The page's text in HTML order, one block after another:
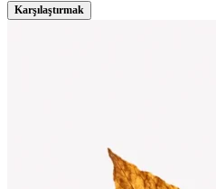
Karşılaştırmak